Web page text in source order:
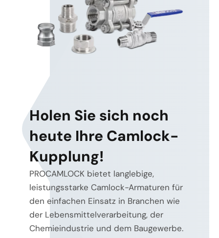
Holen Sie sich noch
heute Ihre Camlock-
Kupplung!
PROCAMLOCK bietet langlebige,
leistungsstarke Camlock-Armaturen für
den einfachen Einsatz in Branchen wie
der Lebensmittelverarbeitung, der
Chemieindustrie und dem Baugewerbe.